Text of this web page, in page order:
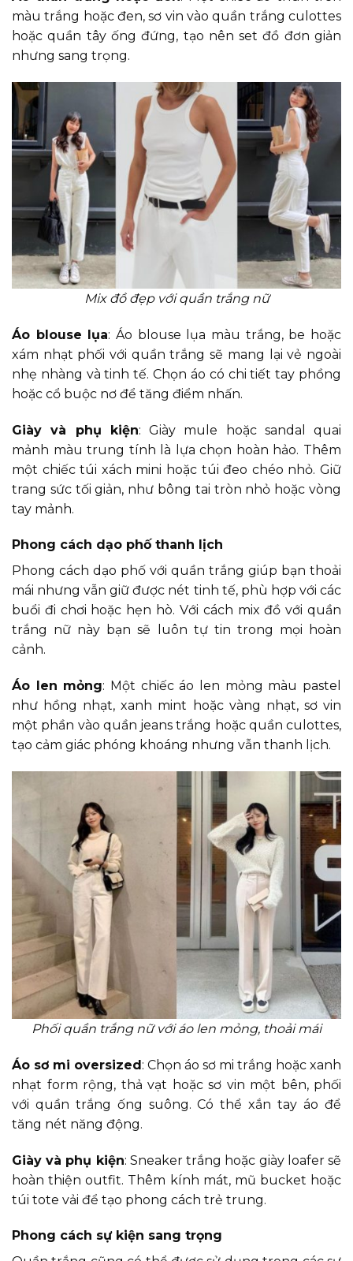
màu trắng hoặc đen, sơ vin vào quần trắng culottes
hoặc quần tây ống đứng, tạo nên set đồ đơn giản
nhưng sang trọng.
Mix đồ đẹp với quần trắng nữ
Áo blouse lụa: Áo blouse lụa màu trắng, be hoặc
xám nhạt phối với quần trắng sẽ mang lại vẻ ngoài
nhẹ nhàng và tinh tế. Chọn áo có chi tiết tay phồng
hoặc cổ buộc nơ để tăng điểm nhấn.
Giày và phụ kiện: Giày mule hoặc sandal quai
mảnh màu trung tính là lựa chọn hoàn hảo. Thêm
một chiếc túi xách mini hoặc túi đeo chéo nhỏ. Giữ
trang sức tối giản, như bông tai tròn nhỏ hoặc vòng
tay mảnh.
Phong cách dạo phố thanh lịch
Phong cách dạo phố với quần trắng giúp bạn thoải
mái nhưng vẫn giữ được nét tinh tế, phù hợp với các
buổi đi chơi hoặc hẹn hò. Với cách mix đồ với quần
trắng nữ này bạn sẽ luôn tự tin trong mọi hoàn
cảnh.
Áo len mỏng: Một chiếc áo len mỏng màu pastel
như hồng nhạt, xanh mint hoặc vàng nhạt, sơ vin
một phần vào quần jeans trắng hoặc quần culottes,
tạo cảm giác phóng khoáng nhưng vẫn thanh lịch.
Phối quần trắng nữ với áo len mỏng, thoải mái
Áo sơ mi oversized: Chọn áo sơ mi trắng hoặc xanh
nhạt form rộng, thả vạt hoặc sơ vin một bên, phối
với quần trắng ống suông. Có thể xắn tay áo để
tăng nét năng động.
Giày và phụ kiện: Sneaker trắng hoặc giày loafer sẽ
hoàn thiện outfit. Thêm kính mát, mũ bucket hoặc
túi tote vải để tạo phong cách trẻ trung.
Phong cách sự kiện sang trọng